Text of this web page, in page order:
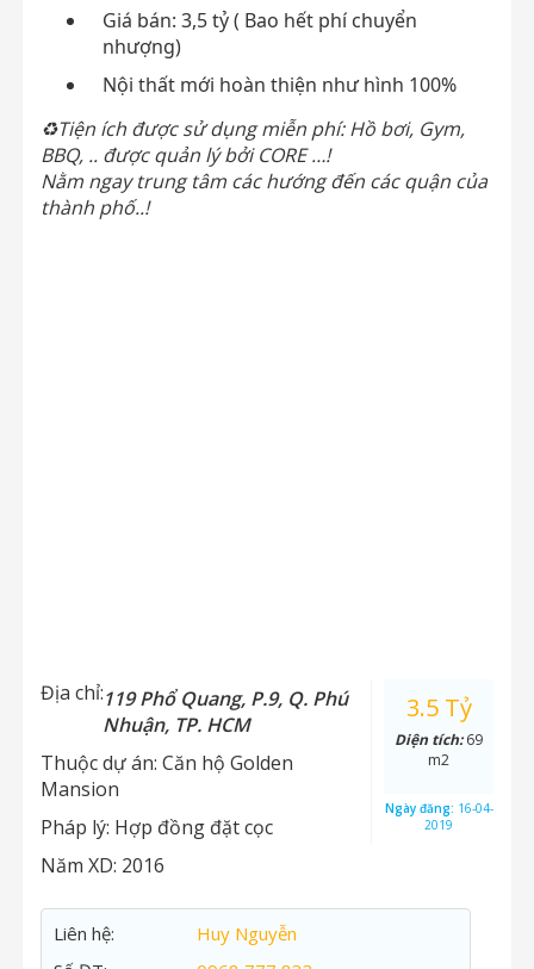
Giá bán: 3,5 tỷ ( Bao hết phí chuyển
nhượng)
Nội thất mới hoàn thiện như hình 100%
♻Tiện ích được sử dụng miễn phí: Hồ bơi, Gym,
BBQ, .. được quản lý bởi CORE …!
Nằm ngay trung tâm các hướng đến các quận của
thành phố..!
Địa chỉ:119 Phổ Quang, P.9, Q. Phú
Nhuận, TP. HCM
Thuộc dự án: Căn hộ Golden
Mansion
Pháp lý: Hợp đồng đặt cọc
Năm XD: 2016
3.5 Tỷ
Diện tích:69
m2
Ngày đăng: 16-04-
2019
Liên hệ:
Huy Nguyễn